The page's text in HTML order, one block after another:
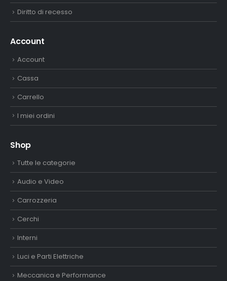
Diritto di recesso
Account
Account
Cassa
Carrello
I miei ordini
Shop
Tutte le categorie
Audio e Video
Carrozzeria
Cerchi
Interni
Luci e Parti Elettriche
Meccanica e Performance